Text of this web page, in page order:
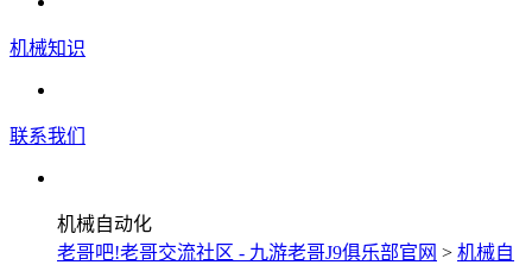
机械知识
联系我们
机械自动化
老哥吧!老哥交流社区 - 九游老哥J9俱乐部官网 > 机械自